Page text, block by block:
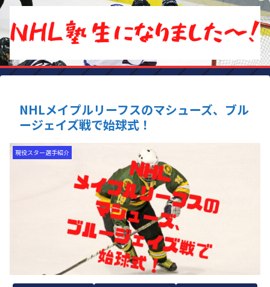
NHLメイプルリーフスのマシューズ、ブル
ージェイズ戦で始球式！
現役スター選手紹介